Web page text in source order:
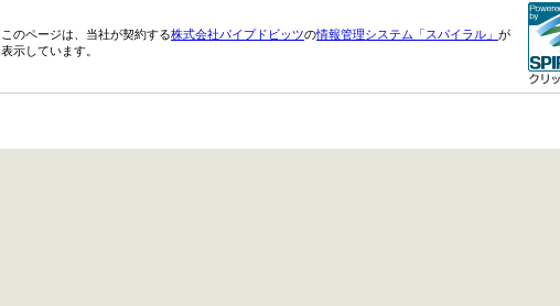
このページは、当社が契約する株式会社パイプドビッツの情報管理システム「スパイラル」 が
表示しています。